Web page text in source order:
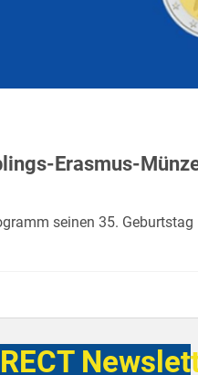
Erasmus-
seinen 35.